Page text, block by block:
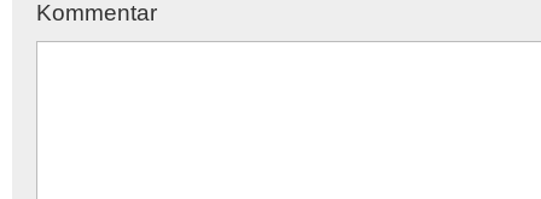
Kommentar